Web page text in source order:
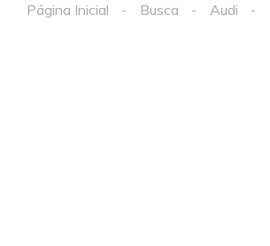
Página Inicial Busca Audi